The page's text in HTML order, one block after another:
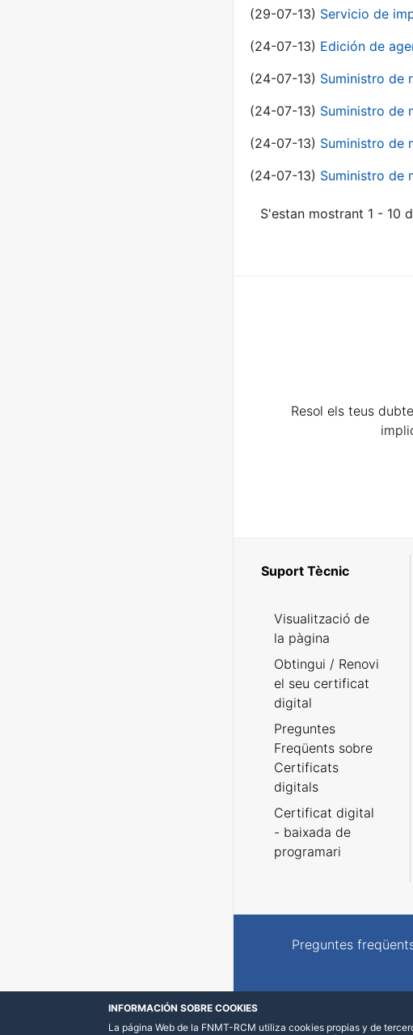
(29-07-13) Servicio de
(24-07-13) Edición de
(24-07-13) Suministro de
(24-07-13) Suministro de
(24-07-13) Suministro de
(24-07-13) Suministro de
S'estan mostrant 1 - 10
Resol els teus
Suport Tècnic
Visualització de
la pàgina
Obtingui / Renovi
el seu certificat
digital
Preguntes
Freqüents sobre
Certificats
digitals
Certificat digital
- baixada de
programari
Preguntes
INFORMACIÓN SOBRE COOKIES
La página Web de la FNMT-RCM utiliza cookies propias y de